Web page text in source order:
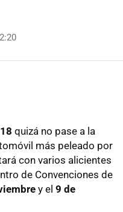
quizá no pase a la
más peleado por
con varios alicientes
de Convenciones de
y el 9 de